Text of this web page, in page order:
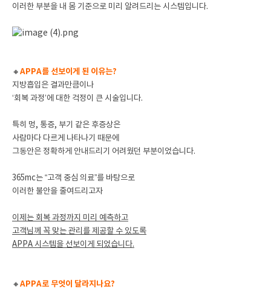
이러한 부분을 내 몸 기준으로 미리 알려드리는 시스템입니다.
🔸APPA를 선보이게 된 이유는?
지방흡입은 결과만큼이나
‘회복 과정’에 대한 걱정이 큰 시술입니다.
특히 멍, 통증, 부기 같은 후증상은
사람마다 다르게 나타나기 때문에
그동안은 정확하게 안내드리기 어려웠던 부분이었습니다.
365mc는 “고객 중심 의료”를 바탕으로
이러한 불안을 줄여드리고자
이제는 회복 과정까지 미리 예측하고
고객님께 꼭 맞는 관리를 제공할 수 있도록
APPA 시스템을 선보이게 되었습니다.
🔸APPA로 무엇이 달라지나요?